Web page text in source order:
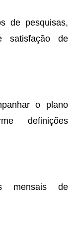
de pesquisas,
satisfação de
o plano
definições
mensais de